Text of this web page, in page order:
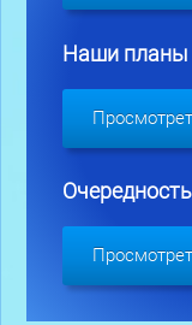
Наши планы